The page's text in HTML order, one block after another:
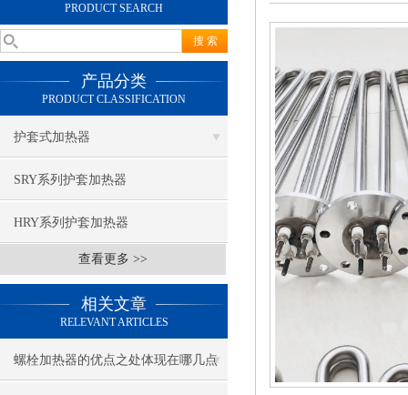
PRODUCT SEARCH
产品分类
PRODUCT CLASSIFICATION
护套式加热器
SRY系列护套加热器
HRY系列护套加热器
查看更多 >>
相关文章
RELEVANT ARTICLES
螺栓加热器的优点之处体现在哪几点